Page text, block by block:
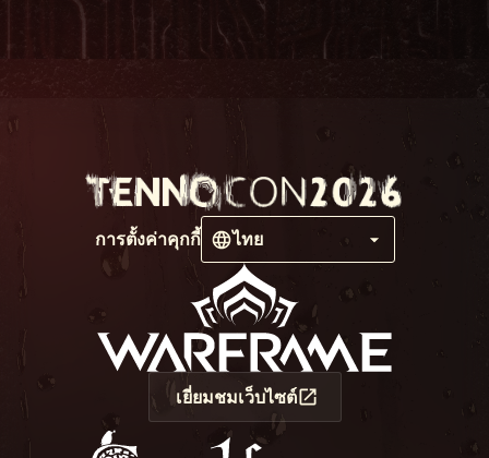
การตั้งค่าคุกกี้ ไทย
เยี่ยมชมเว็บไซต์